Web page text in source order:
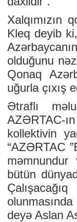
Xalqımızın
Kleq deyib
olduğunu
Qonaq
uğurla çıxış
Ətraflı
AZƏRTAC-
kollektivin
“AZƏRTAC
bütün
deyə Aslan